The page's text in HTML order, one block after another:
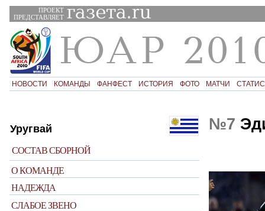
ПРОЕКТ
ПРЕДСТАВЛЯЕТ
НОВОСТИ КОМАНДЫ ФАНФЕСТ ИСТОРИЯ ФОТО МАТЧИ
Уругвай
СОСТАВ СБОРНОЙ
О КОМАНДЕ
НАДЕЖДА
СЛАБОЕ ЗВЕНО
№7